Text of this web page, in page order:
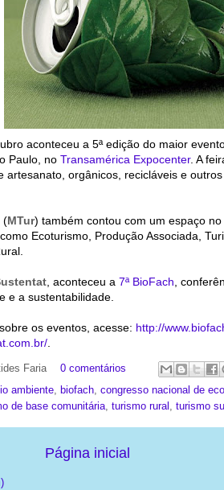
aconteceu a 5ª edição do maior
Paulo, no Transamérica Expocenter. A
artesanato, orgânicos, recicláveis e
(MTur) também contou com um espaço
Ecoturismo, Produção Associada,
, aconteceu a 7ª BioFach ,
e a sustentabilidade.
os eventos, acesse: http://
Faria
0 comentários
ambiente biofach congresso nacional de
de base comunitária turismo rural turismo
Página inicial